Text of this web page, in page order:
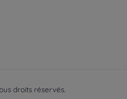
droits réservés.